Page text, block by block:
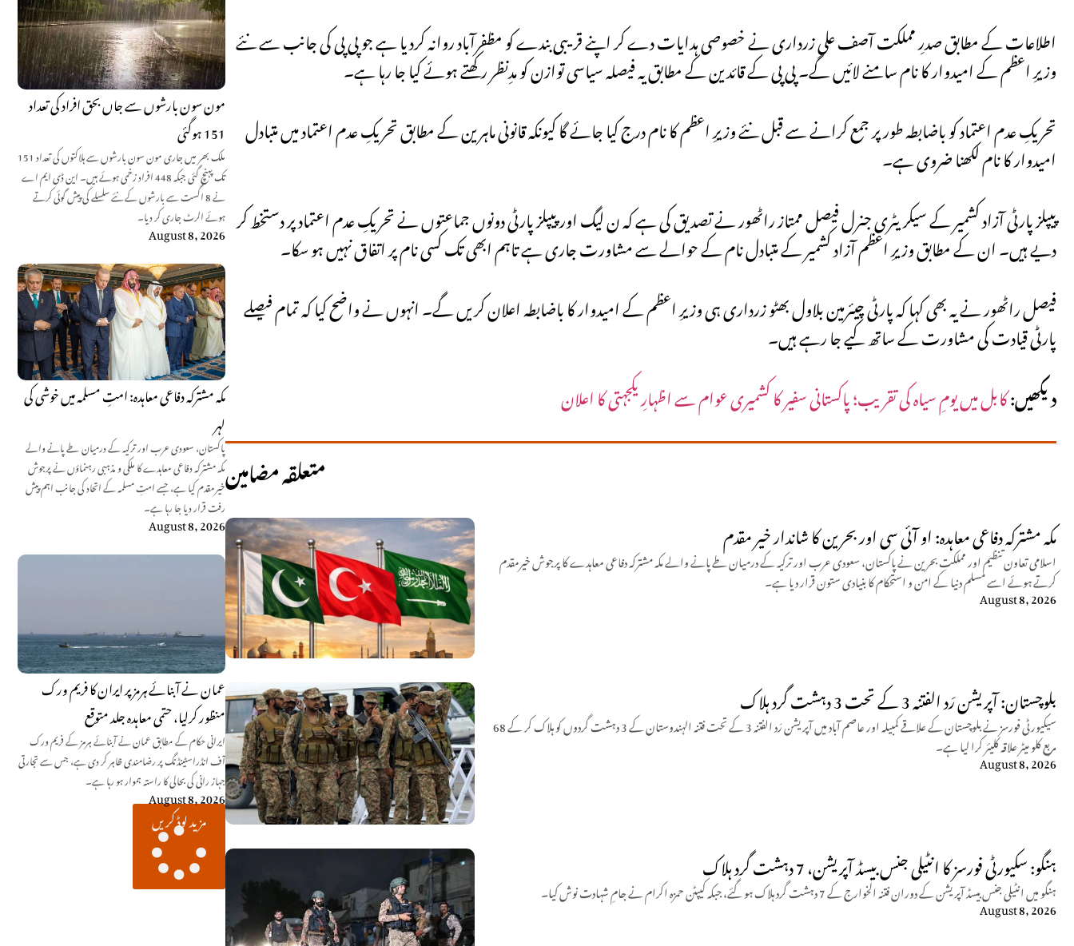
مون سون بارشوں سے جاں بحق افراد کی تعداد
151 ہوگئی
ملک بھر میں جاری مون سون بارشوں سے ہلاکتوں کی تعداد 151
تک پہنچ گئی جبکہ 448 افراد زخمی ہوئے ہیں۔ این ڈی ایم اے
نے 8 اگست سے بارشوں کے نئے سلسلے کی پیش گوئی کرتے
ہوئے الرٹ جاری کر دیا۔
August 8, 2026
مکہ مشترکہ دفاعی معاہدہ: امتِ مسلمہ میں خوشی کی
لہر
پاکستان، سعودی عرب اور ترکیہ کے درمیان طے پانے والے
مکہ مشترکہ دفاعی معاہدے کا ملکی و مذہبی رہنماؤں نے پرجوش
خیرمقدم کیا ہے، جسے امتِ مسلمہ کے اتحاد کی جانب اہم پیش
رفت قرار دیا جا رہا ہے۔
August 8, 2026
عمان نے آبنائے ہرمز پر ایران کا فریم ورک
منظور کرلیا، حتمی معاہدہ جلد متوقع
ایرانی حکام کے مطابق عمان نے آبنائے ہرمز کے فریم ورک
آف انڈراسٹینڈنگ پر رضامندی ظاہر کر دی ہے، جس سے تجارتی
جہاز رانی کی بحالی کا راستہ ہموار ہو رہا ہے۔
August 8, 2026
مزید لوڈ کریں
اطلاعات کے مطابق صدرِ مملکت آصف علی زرداری نے خصوصی ہدایات دے کر اپنے قریبی بندے کو مظفرآباد روانہ کردیا ہے جو پی پی کی جانب سے نئے
وزیرِ اعظم کے امیدوار کا نام سامنے لائیں گے۔ پی پی کے قائدین کے مطابق یہ فیصلہ سیاسی توازن کو مدِنظر رکھتے ہوئے کیا جا رہا ہے۔
تحریکِ عدم اعتماد کو باضابطہ طور پر جمع کرانے سے قبل نئے وزیرِ اعظم کا نام درج کیا جائے گا کیونکہ قانونی ماہرین کے مطابق تحریکِ عدم اعتماد میں متبادل
امیدوار کا نام لکھنا ضروی ہے۔
پیپلز پارٹی آزاد کشمیر کے سیکریٹری جنرل فیصل ممتاز راٹھور نے تصدیق کی ہے کہ ن لیگ اور پیپلز پارٹی دونوں جماعتوں نے تحریکِ عدم اعتماد پر دستخط کر
دیے ہیں۔ ان کے مطابق وزیرِ اعظم آزاد کشمیر کے متبادل نام کے حوالے سے مشاورت جاری ہے تاہم ابھی تک کسی نام پر اتفاق نہیں ہو سکا۔
فیصل راٹھور نے یہ بھی کہا کہ پارٹی چیئرمین بلاول بھٹو زرداری ہی وزیرِ اعظم کے امیدوار کا باضابطہ اعلان کریں گے۔ انہوں نے واضح کیا کہ تمام فیصلے
پارٹی قیادت کی مشاورت کے ساتھ کیے جا رہے ہیں۔
دیکھیں:کابل میں یومِ سیاہ کی تقریب؛ پاکستانی سفیر کا کشمیری عوام سے اظہارِ یکجہتی کا اعلان
متعلقہ مضامین
مکہ مشترکہ دفاعی معاہدہ: او آئی سی اور بحرین کا شاندار خیر مقدم
اسلامی تعاون تنظیم اور مملکتِ بحرین نے پاکستان، سعودی عرب اور ترکیہ کے درمیان طے پانے والے مکہ مشترکہ دفاعی معاہدے کا پرجوش خیرمقدم
کرتے ہوئے اسے مسلم دنیا کے امن و استحکام کا بنیادی ستون قرار دیا ہے۔
August 8, 2026
بلوچستان: آپریشن رَد الفتنہ 3 کے تحت 3 دہشت گرد ہلاک
سیکیورٹی فورسز نے بلوچستان کے علاقے کمبیلہ اور عاصم آباد میں آپریشن رَد الفتنہ 3 کے تحت فتنہ الہندوستان کے 3 دہشت گردوں کو ہلاک کر کے 68
مربع کلو میٹر علاقہ کلیئر کرا لیا ہے۔
August 8, 2026
ہنگو: سکیورٹی فورسز کا انٹیلی جنس بیسڈ آپریشن، 7 دہشت گرد ہلاک
ہنگو میں انٹیلی جنس بیسڈ آپریشن کے دوران فتنہ الخوارج کے 7 دہشت گرد ہلاک ہو گئے، جبکہ کیپٹن حمزہ اکرام نے جامِ شہادت نوش کیا۔
August 8, 2026